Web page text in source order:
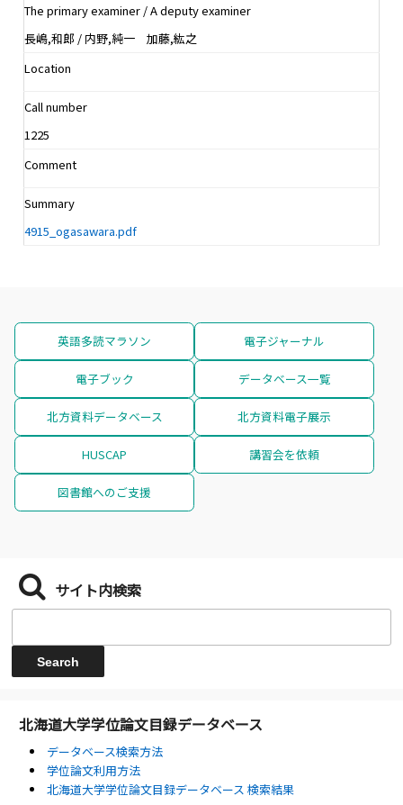
The primary examiner / A deputy examiner
長嶋,和郎 / 内野,純一 加藤,紘之
Location
Call number
1225
Comment
Summary
4915_ogasawara.pdf
英語多読マラソン 電子ジャーナル
電子ブック データベース一覧
北方資料データベース 北方資料電子展示
HUSCAP 講習会を依頼
図書館へのご支援
サイト内検索
北海道大学学位論文目録データベース
データベース検索方法
学位論文利用方法
北海道大学学位論文目録データベース 検索結果